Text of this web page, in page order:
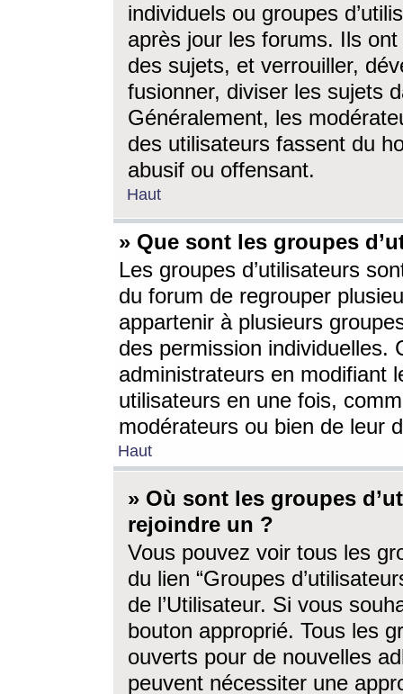
individuels ou groupes
après jour les forums. Ils ont
des sujets, et verrouiller,
fusionner, diviser les sujets
Généralement, les
des utilisateurs fassent du
abusif ou offensant.
Haut
» Que sont les groupes
Les groupes d’utilisateurs
du forum de regrouper
appartenir à plusieurs
des permission individuelles.
administrateurs en modifiant
utilisateurs en une fois,
modérateurs ou bien de leur
Haut
» Où sont les groupes
rejoindre un ?
Vous pouvez voir tous les
du lien “Groupes
de l’Utilisateur. Si vous
bouton approprié. Tous les
ouverts pour de nouvelles
peuvent nécessiter une